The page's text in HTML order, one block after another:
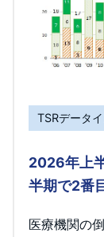
TSRデータ
2026年上
半期で2番
医療機関の